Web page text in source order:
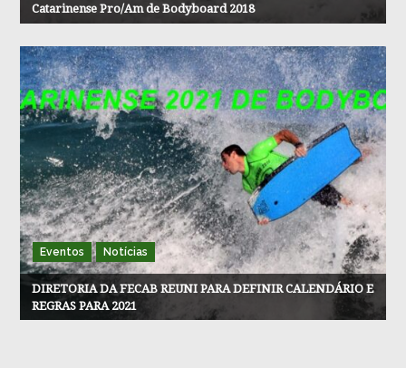
Catarinense Pro/Am de Bodyboard 2018
Eventos Notícias
DIRETORIA DA FECAB REUNI PARA DEFINIR CALENDÁRIO E
REGRAS PARA 2021